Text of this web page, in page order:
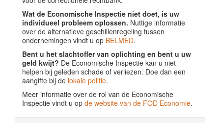
Wat de Economische Inspectie niet doet, is uw
individueel probleem oplossen. Nuttige informatie
over de alternatieve geschillenregeling tussen
ondernemingen vindt u op BELMED.
Bent u het slachtoffer van oplichting en bent u uw
geld kwijt? De Economische Inspectie kan u niet
helpen bij geleden schade of verliezen. Doe dan een
aangifte bij de lokale politie.
Meer informatie over de rol van de Economische
Inspectie vindt u op de website van de FOD Economie.